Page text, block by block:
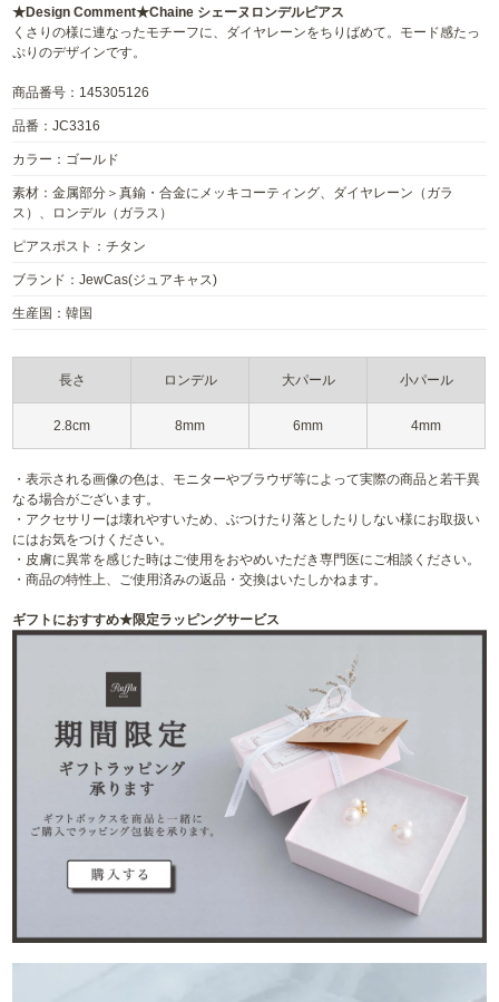
★Design Comment★Chaine シェーヌロンデルピアス
くさりの様に連なったモチーフに、ダイヤレーンをちりばめて。モード感たっ
ぷりのデザインです。
商品番号：145305126
品番：JC3316
カラー：ゴールド
素材：金属部分＞真鍮・合金にメッキコーティング、ダイヤレーン（ガラ
ス）、ロンデル（ガラス）
ピアスポスト：チタン
ブランド：JewCas(ジュアキャス)
生産国：韓国
長さ ロンデル 大パール 小パール
2.8cm 8mm 6mm 4mm
・表示される画像の色は、モニターやブラウザ等によって実際の商品と若干異
なる場合がございます。
・アクセサリーは壊れやすいため、ぶつけたり落としたりしない様にお取扱い
にはお気をつけください。
・皮膚に異常を感じた時はご使用をおやめいただき専門医にご相談ください。
・商品の特性上、ご使用済みの返品・交換はいたしかねます。
ギフトにおすすめ★限定ラッピングサービス